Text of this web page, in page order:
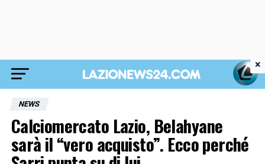
NEWS
Calciomercato Lazio, Belahyane
sarà il “vero acquisto”. Ecco perché
×